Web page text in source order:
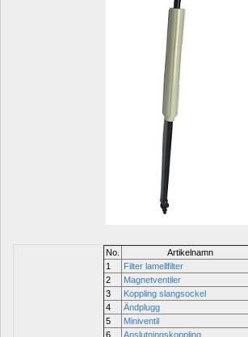
No.
Artikelnamn
1
Filter lamellfilter
2
Magnetventiler
3
Koppling slangsockel
4
Ändplugg
5
Miniventil
6
Anslutningskoppling